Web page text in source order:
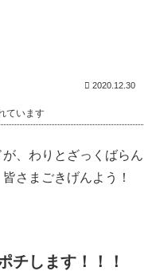
2020.12.30
ています
、わりとざっくばらん
さまごきげんよう！
チします！！！